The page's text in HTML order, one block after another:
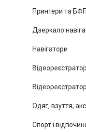
Принтери та БФП
Дзеркало
Навігатори
Одяг, взуття,
Спорт і